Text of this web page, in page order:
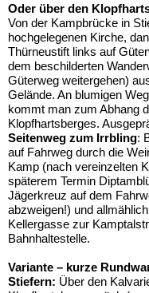
Oder über den
Von der Kampbrücke in
hochgelegenen Kirche,
Thürneustift links auf
dem beschilderten
Güterweg weitergehen)
Gelände. An blumigen
kommt man zum Abhang
Klopfhartsberges.
Seitenweg zum Irrbling:
auf Fahrweg durch die
Kamp (nach vereinzelten
späterem Termin
Jägerkreuz auf dem
abzweigen!) und
Kellergasse zur
Bahnhaltestelle.
Variante – kurze
Stiefern: Über den